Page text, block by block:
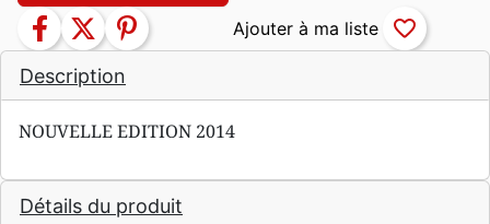
Description
NOUVELLE EDITION 2014
Détails du produit
facebook twitter pinterest favorite_border